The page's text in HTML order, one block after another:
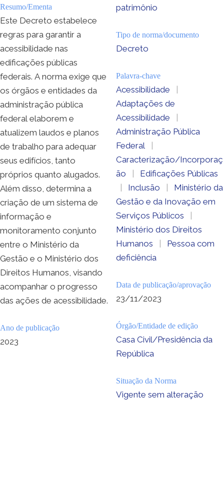
Resumo/Ementa
Este Decreto estabelece
regras para garantir a
acessibilidade nas
edificações públicas
federais. A norma exige que
os órgãos e entidades da
administração pública
federal elaborem e
atualizem laudos e planos
de trabalho para adequar
seus edifícios, tanto
próprios quanto alugados.
Além disso, determina a
criação de um sistema de
informação e
monitoramento conjunto
entre o Ministério da
Gestão e o Ministério dos
Direitos Humanos, visando
acompanhar o progresso
das ações de acessibilidade.
Ano de publicação
2023
patrimônio
Tipo de norma/documento
Decreto
Palavra-chave
Acessibilidade
Adaptações de
Acessibilidade
Administração Pública
Federal
Caracterização/Incorporaç
ão
Edificações Públicas
Inclusão
Ministério da
Gestão e da Inovação em
Serviços Públicos
Ministério dos Direitos
Humanos
Pessoa com
deficiência
Data de publicação/aprovação
23/11/2023
Órgão/Entidade de edição
Casa Civil/Presidência da
República
Situação da Norma
Vigente sem alteração